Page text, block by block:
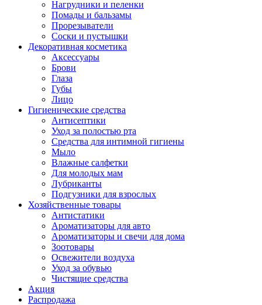
Нагрудники и пеленки
Помады и бальзамы
Прорезыватели
Соски и пустышки
Декоративная косметика
Аксессуары
Брови
Глаза
Губы
Лицо
Гигиенические средства
Антисептики
Уход за полостью рта
Средства для интимной гигиены
Мыло
Влажные салфетки
Для молодых мам
Лубриканты
Подгузники для взрослых
Хозяйственные товары
Антистатики
Ароматизаторы для авто
Ароматизаторы и свечи для дома
Зоотовары
Освежители воздуха
Уход за обувью
Чистящие средства
Акция
Распродажа